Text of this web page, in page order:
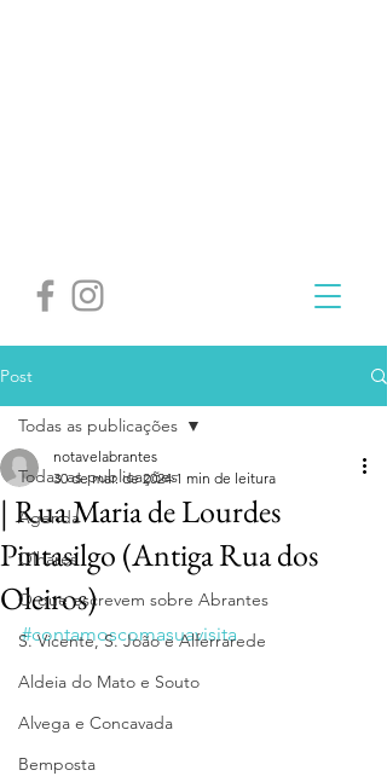
Post
Todas as publicações
Agenda
Olhares
O que escrevem sobre Abrantes
S. Vicente, S. João e Alferrarede
Aldeia do Mato e Souto
Alvega e Concavada
Bemposta
Todas as publicações
| Rua Maria de Lourdes
Pintasilgo (Antiga Rua dos
Oleiros)
notavelabrantes
30 de mar. de 2024 1 min de leitura
#contamoscomasuavisita